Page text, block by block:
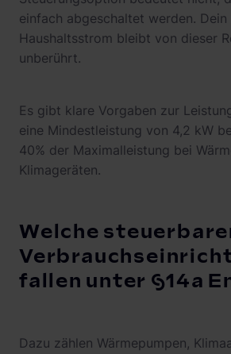
einfach abgeschaltet werden. Dein
Haushaltsstrom bleibt von dieser
unberührt.
Es gibt klare Vorgaben zur
eine Mindestleistung von 4,2 kW
40% der Maximalleistung bei
Klimageräten.
Welche
fallen unter §14a
Dazu zählen Wärmepumpen,